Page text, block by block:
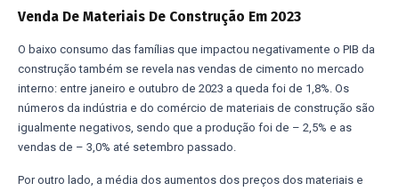
Venda De Materiais De Construção Em 2023
O baixo consumo das famílias que impactou negativamente o PIB da
construção também se revela nas vendas de cimento no mercado
interno: entre janeiro e outubro de 2023 a queda foi de 1,8%. Os
números da indústria e do comércio de materiais de construção são
igualmente negativos, sendo que a produção foi de – 2,5% e as
vendas de – 3,0% até setembro passado.
Por outro lado, a média dos aumentos dos preços dos materiais e